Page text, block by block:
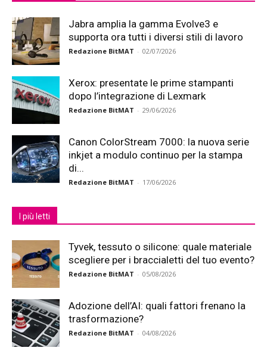
Jabra amplia la gamma Evolve3 e
supporta ora tutti i diversi stili di lavoro
Redazione BitMAT - 02/07/2026
Xerox: presentate le prime stampanti
dopo l’integrazione di Lexmark
Redazione BitMAT - 29/06/2026
Canon ColorStream 7000: la nuova serie
inkjet a modulo continuo per la stampa
di...
Redazione BitMAT - 17/06/2026
I più letti
Tyvek, tessuto o silicone: quale materiale
scegliere per i braccialetti del tuo evento?
Redazione BitMAT - 05/08/2026
Adozione dell’AI: quali fattori frenano la
trasformazione?
Redazione BitMAT - 04/08/2026